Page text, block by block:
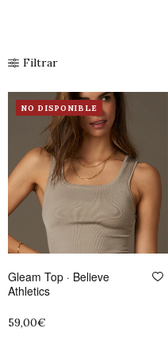
Filtrar
NO DISPONIBLE
Gleam Top · Believe
Athletics
59,00€